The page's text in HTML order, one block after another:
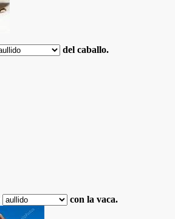
del caballo.
con la vaca.